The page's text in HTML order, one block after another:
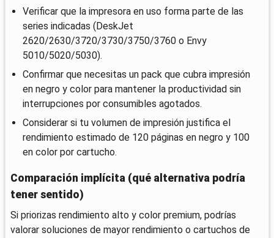
Verificar que la impresora en uso forma parte de las
series indicadas (DeskJet
2620/2630/3720/3730/3750/3760 o Envy
5010/5020/5030).
Confirmar que necesitas un pack que cubra impresión
en negro y color para mantener la productividad sin
interrupciones por consumibles agotados.
Considerar si tu volumen de impresión justifica el
rendimiento estimado de 120 páginas en negro y 100
en color por cartucho.
Comparación implícita (qué alternativa podría
tener sentido)
Si priorizas rendimiento alto y color premium, podrías
valorar soluciones de mayor rendimiento o cartuchos de